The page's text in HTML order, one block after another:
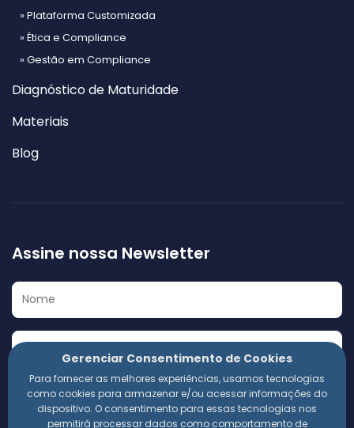
» Plataforma Customizada
» Ética e Compliance
» Gestão em Compliance
Diagnóstico de Maturidade
Materiais
Blog
Assine nossa Newsletter
Eu concordo em receber a Newsletter e outros materiais
informativos da 360 Compliance. Estou ciente de que
meus dados pessoais serão utilizados conforme a
Gerenciar Consentimento de Cookies
Para fornecer as melhores experiências, usamos tecnologias
como cookies para armazenar e/ou acessar informações do
dispositivo. O consentimento para essas tecnologias nos
permitirá processar dados como comportamento de